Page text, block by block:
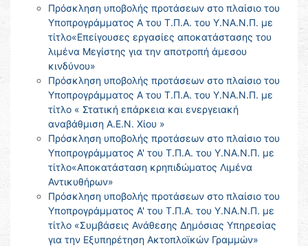
Πρόσκληση υποβολής προτάσεων στο πλαίσιο του
Υποπρογράμματος Α του Τ.Π.Α. του Υ.ΝΑ.Ν.Π. με
τίτλο«Επείγουσες εργασίες αποκατάστασης του
λιμένα Μεγίστης για την αποτροπή άμεσου
κινδύνου»
Πρόσκληση υποβολής προτάσεων στο πλαίσιο του
Υποπρογράμματος Α του Τ.Π.Α. του Υ.ΝΑ.Ν.Π. με
τίτλο « Στατική επάρκεια και ενεργειακή
αναβάθμιση Α.Ε.Ν. Χίου »
Πρόσκληση υποβολής προτάσεων στο πλαίσιο του
Υποπρογράμματος Α' του Τ.Π.Α. του Υ.ΝΑ.Ν.Π. με
τίτλο«Αποκατάσταση κρηπιδώματος Λιμένα
Αντικυθήρων»
Πρόσκληση υποβολής προτάσεων στο πλαίσιο του
Υποπρογράμματος Α' του Τ.Π.Α. του Υ.ΝΑ.Ν.Π. με
τίτλο «Συμβάσεις Ανάθεσης Δημόσιας Υπηρεσίας
για την Εξυπηρέτηση Ακτοπλοϊκών Γραμμών»